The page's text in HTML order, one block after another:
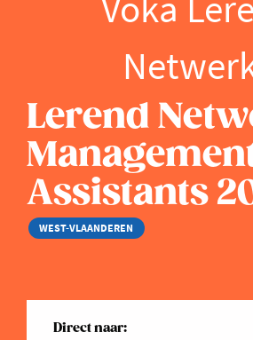
Lerend
Assistants
WEST-VLAANDEREN
Direct naar: